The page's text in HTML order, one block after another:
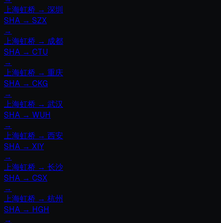
上海虹桥 → 深圳
SHA → SZX
→
上海虹桥 → 成都
SHA → CTU
→
上海虹桥 → 重庆
SHA → CKG
→
上海虹桥 → 武汉
SHA → WUH
→
上海虹桥 → 西安
SHA → XIY
→
上海虹桥 → 长沙
SHA → CSX
→
上海虹桥 → 杭州
SHA → HGH
→